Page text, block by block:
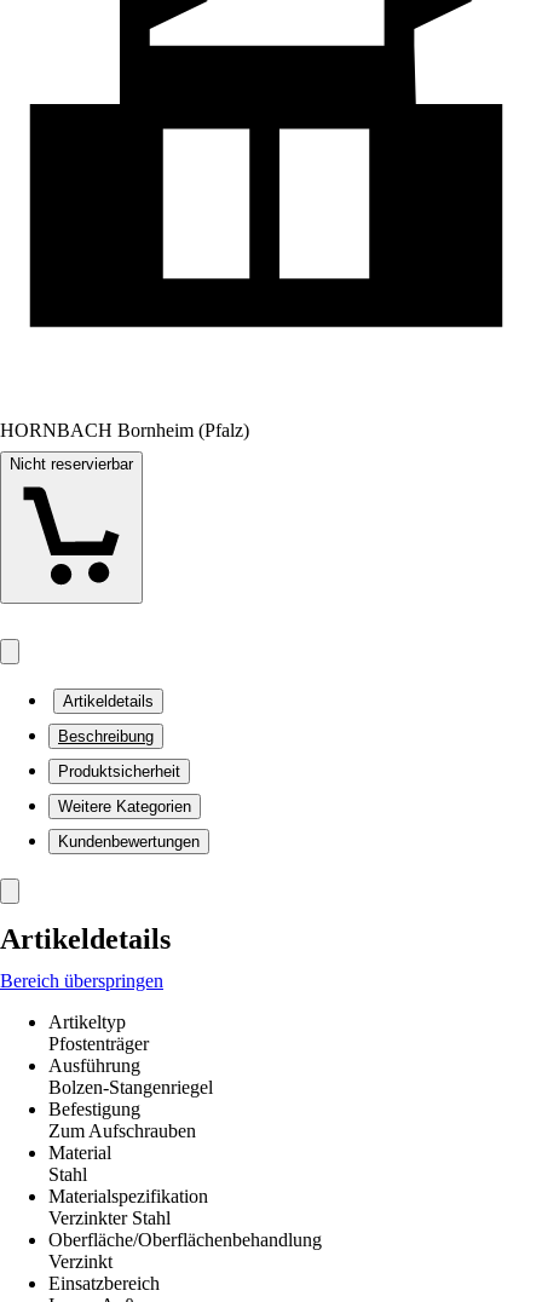
HORNBACH Bornheim (Pfalz)
Nicht reservierbar
Artikeldetails
Beschreibung
Produktsicherheit
Weitere Kategorien
Kundenbewertungen
Artikeldetails
Bereich überspringen
Artikeltyp
Pfostenträger
Ausführung
Bolzen-Stangenriegel
Befestigung
Zum Aufschrauben
Material
Stahl
Materialspezifikation
Verzinkter Stahl
Oberfläche/Oberflächenbehandlung
Verzinkt
Einsatzbereich